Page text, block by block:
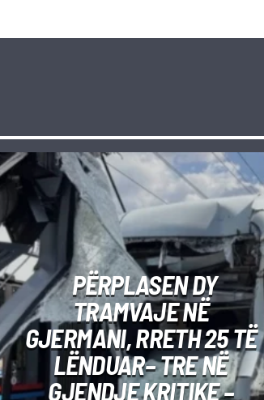
PËRPLASEN DY
TRAMVAJE NË
GJERMANI, RRETH 25 TË
LËNDUAR– TRE NË
GJENDJE KRITIKE –